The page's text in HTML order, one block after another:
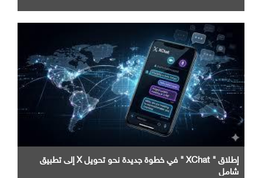
إطلاق " XChat " في خطوة جديدة نحو تحويل X إلى تطبيق
شامل